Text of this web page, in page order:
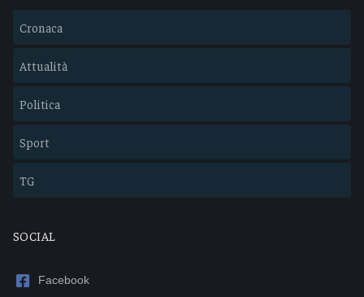
Cronaca
Attualità
Politica
Sport
TG
SOCIAL
Facebook